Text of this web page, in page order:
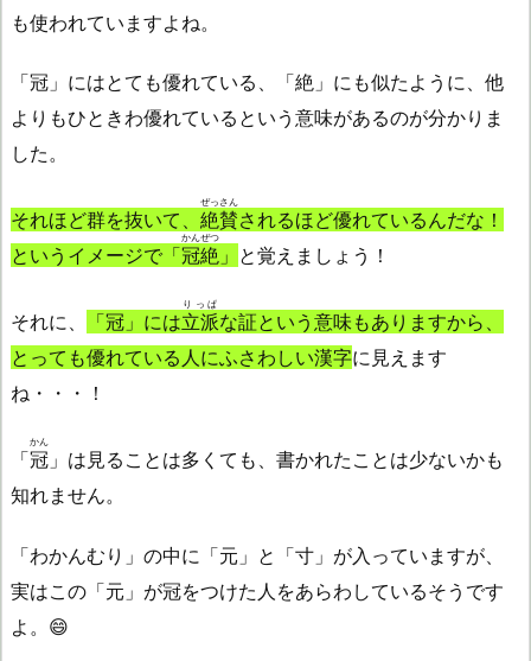
も使われていますよね。
「冠」にはとても優れている、「絶」にも似たように、他
よりもひときわ優れているという意味があるのが分かりま
した。
それほど群を抜いて、 絶賛
ぜっさん
されるほど優れているんだな！
というイメージで「冠絶
かんぜつ
」 と覚えましょう！
それに、 「冠」には立派
りっぱ
な証という意味もありますから、
とっても優れている人にふさわしい漢字に見えます
ね・・・！
「冠
かん
」は見ることは多くても、書かれたことは少ないかも
知れません。
「わかんむり」の中に「元」と「寸」が入っていますが、
実はこの「元」が冠をつけた人をあらわしているそうです
よ。😄